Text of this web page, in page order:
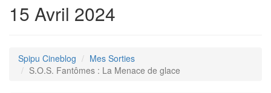
15 Avril 2024
Spipu Cineblog
Mes Sorties
S.O.S. Fantômes : La Menace de glace